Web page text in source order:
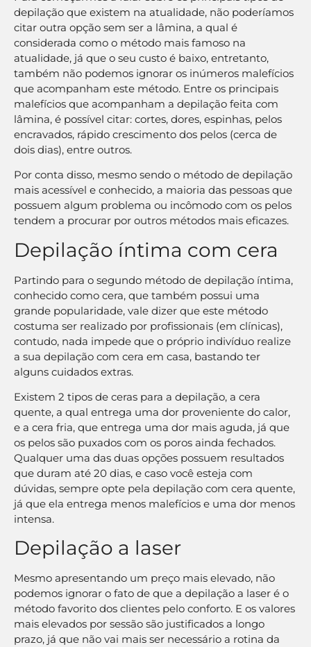
depilação que existem na atualidade, não poderíamos
citar outra opção sem ser a lâmina, a qual é
considerada como o método mais famoso na
atualidade, já que o seu custo é baixo, entretanto,
também não podemos ignorar os inúmeros malefícios
que acompanham este método. Entre os principais
malefícios que acompanham a depilação feita com
lâmina, é possível citar: cortes, dores, espinhas, pelos
encravados, rápido crescimento dos pelos (cerca de
dois dias), entre outros.
Por conta disso, mesmo sendo o método de depilação
mais acessível e conhecido, a maioria das pessoas que
possuem algum problema ou incômodo com os pelos
tendem a procurar por outros métodos mais eficazes.
Depilação íntima com cera
Partindo para o segundo método de depilação íntima,
conhecido como cera, que também possui uma
grande popularidade, vale dizer que este método
costuma ser realizado por profissionais (em clínicas),
contudo, nada impede que o próprio indivíduo realize
a sua depilação com cera em casa, bastando ter
alguns cuidados extras.
Existem 2 tipos de ceras para a depilação, a cera
quente, a qual entrega uma dor proveniente do calor,
e a cera fria, que entrega uma dor mais aguda, já que
os pelos são puxados com os poros ainda fechados.
Qualquer uma das duas opções possuem resultados
que duram até 20 dias, e caso você esteja com
dúvidas, sempre opte pela depilação com cera quente,
já que ela entrega menos malefícios e uma dor menos
intensa.
Depilação a laser
Mesmo apresentando um preço mais elevado, não
podemos ignorar o fato de que a depilação a laser é o
método favorito dos clientes pelo conforto. E os valores
mais elevados por sessão são justificados a longo
prazo, já que não vai mais ser necessário a rotina da